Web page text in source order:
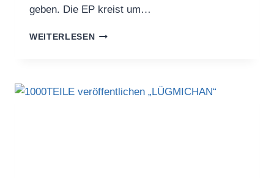
geben. Die EP kreist um…
WEITERLESENROGGEN